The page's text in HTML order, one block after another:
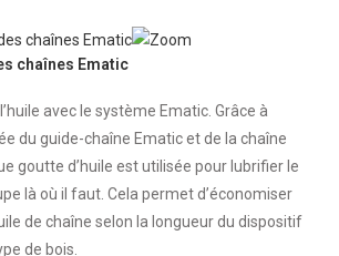
chaînes Ematic
avec le système Ematic. Grâce à
du guide-chaîne Ematic et de la chaîne
goutte d’huile est utilisée pour lubrifier le
là où il faut. Cela permet d’économiser
de chaîne selon la longueur du dispositif
de bois.